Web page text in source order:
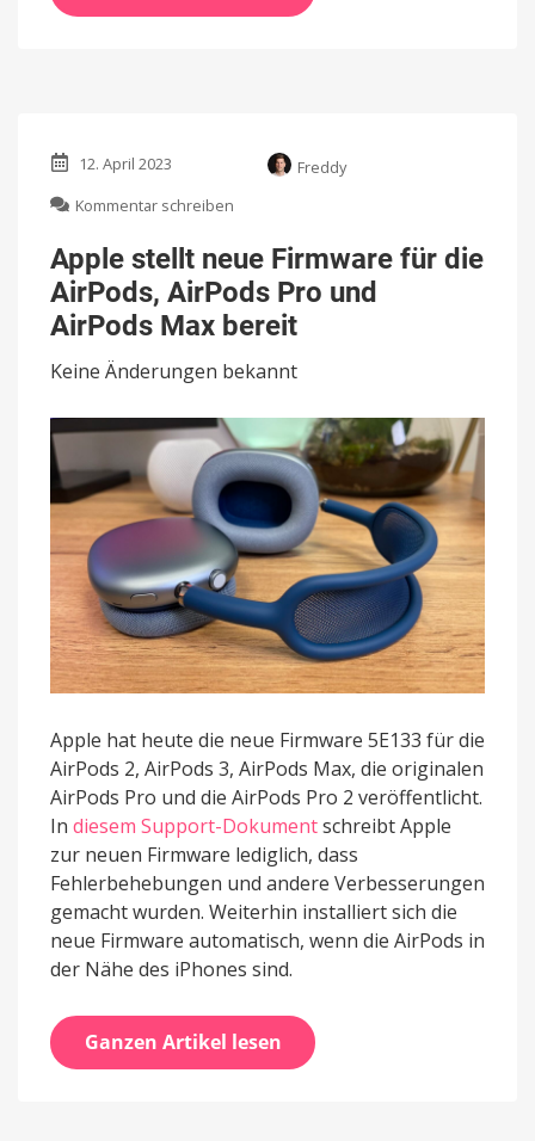
12. April 2023
Freddy
Kommentar schreiben
stellt
neue
Firmware
für
die
AirPods,
und
AirPods
Max
bereit
Apple stellt neue Firmware für die
AirPods, AirPods Pro und
AirPods Max bereit
Keine Änderungen bekannt
Apple hat heute die neue Firmware 5E133 für die
AirPods 2, AirPods 3, AirPods Max, die originalen
AirPods Pro und die AirPods Pro 2 veröffentlicht.
In diesem Support-Dokumentschreibt Apple
zur neuen Firmware lediglich, dass
Fehlerbehebungen und andere Verbesserungen
gemacht wurden. Weiterhin installiert sich die
neue Firmware automatisch, wenn die AirPods in
der Nähe des iPhones sind.
Ganzen Artikel lesen